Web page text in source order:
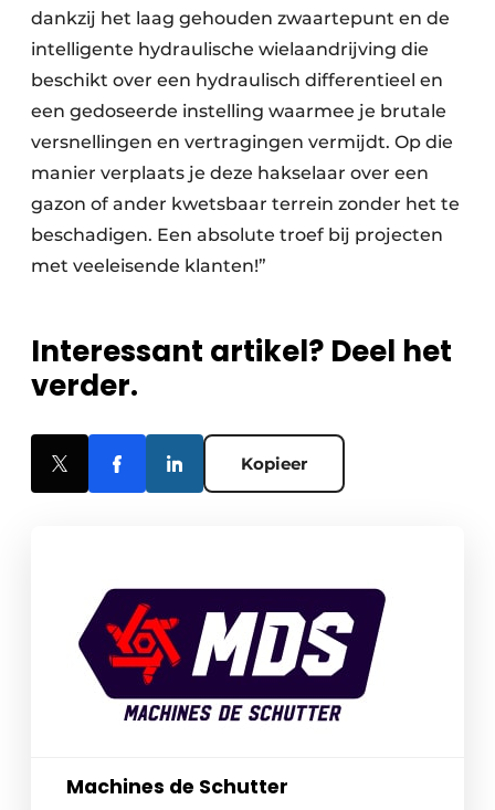
dankzij het laag gehouden zwaartepunt en de
intelligente hydraulische wielaandrijving die
beschikt over een hydraulisch differentieel en
een gedoseerde instelling waarmee je brutale
versnellingen en vertragingen vermijdt. Op die
manier verplaats je deze hakselaar over een
gazon of ander kwetsbaar terrein zonder het te
beschadigen. Een absolute troef bij projecten
met veeleisende klanten!”
Interessant artikel? Deel het
verder.
Kopieer
Machines de Schutter